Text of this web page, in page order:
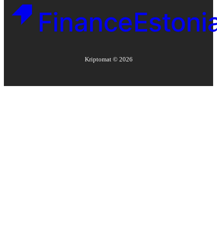
Kriptomat © 2026